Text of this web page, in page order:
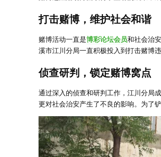
打击赌博，维护社会和谐
赌博活动一直是博彩论坛会员和社会治
溪市江川分局一直积极投入到打击赌博
侦查研判，锁定赌博窝点
通过深入的侦查和研判工作，江川分局
更对社会治安产生了不良的影响。为了